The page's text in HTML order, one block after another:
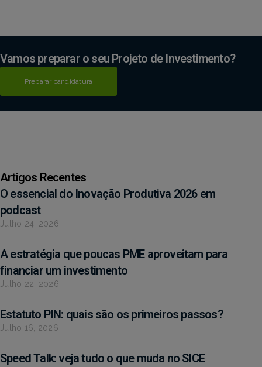
Vamos preparar o seu Projeto de Investimento?
Preparar candidatura
Artigos Recentes
O essencial do Inovação Produtiva 2026 em
podcast
Julho 24, 2026
A estratégia que poucas PME aproveitam para
financiar um investimento
Julho 22, 2026
Estatuto PIN: quais são os primeiros passos?
Julho 16, 2026
Speed Talk: veja tudo o que muda no SICE